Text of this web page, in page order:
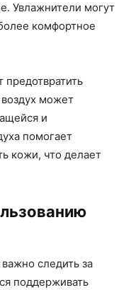
Увлажнители могут
комфортное
может
и
помогает
кожи, что делает
следить за
поддерживать